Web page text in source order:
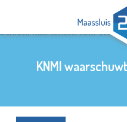
KNMI